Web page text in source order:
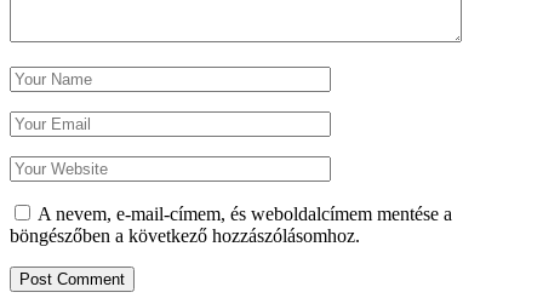
A nevem, e-mail-címem, és weboldalcímem mentése a
böngészőben a következő hozzászólásomhoz.